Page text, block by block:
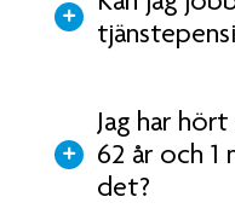
Jag har
62 år och 1
det?